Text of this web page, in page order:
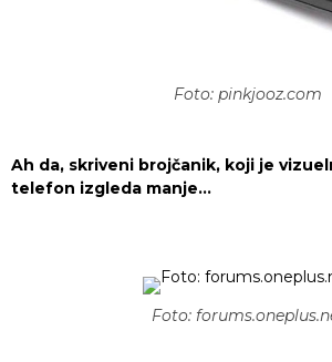
Foto: pinkjooz.com
Ah da, skriveni brojčanik, koji je
telefon izgleda manje…
Foto: